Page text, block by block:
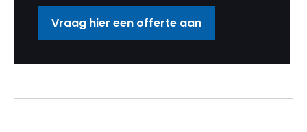
Vraag hier een offerte aan